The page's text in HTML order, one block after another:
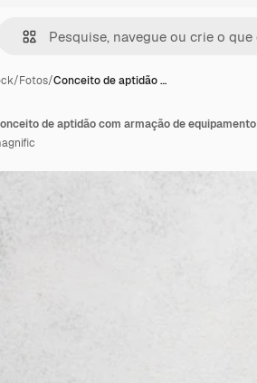
/Fotos/Conceito de aptidão …
de aptidão com armação de equipamento